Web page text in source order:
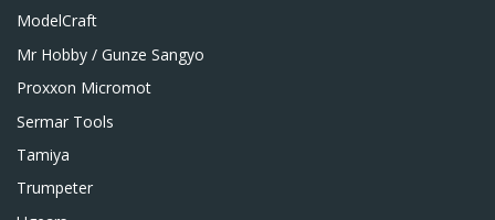
ModelCraft
Mr Hobby / Gunze Sangyo
Proxxon Micromot
Sermar Tools
Tamiya
Trumpeter